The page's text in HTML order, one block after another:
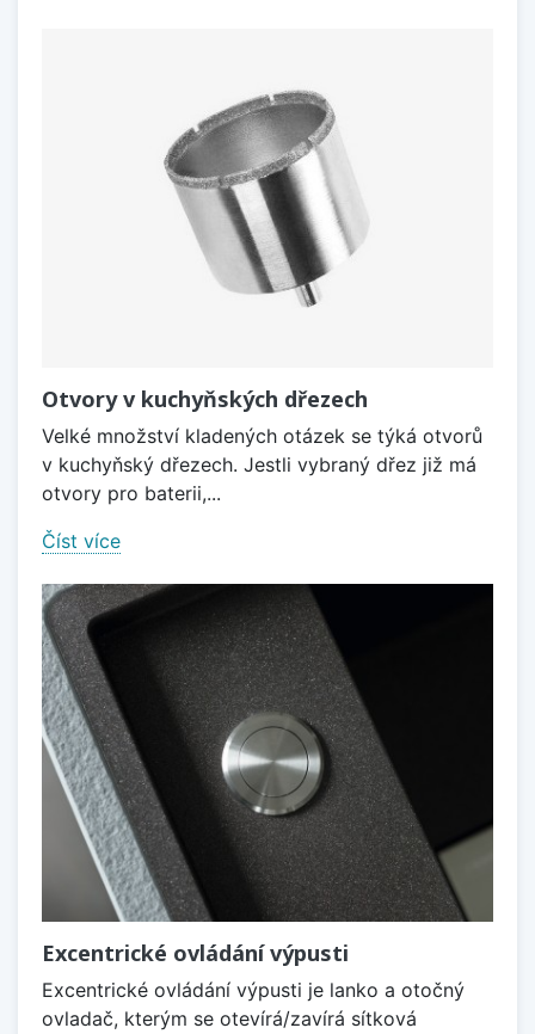
Otvory v kuchyňských dřezech
Velké množství kladených otázek se týká otvorů
v kuchyňský dřezech. Jestli vybraný dřez již má
otvory pro baterii,...
Číst více
Excentrické ovládání výpusti
Excentrické ovládání výpusti je lanko a otočný
ovladač, kterým se otevírá/zavírá sítková